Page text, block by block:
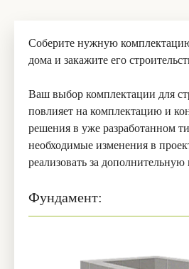
Соберите нужную
дома и закажите его
Ваш выбор комплектации для
повлияет на комплектацию и
решения в уже разработанном
необходимые изменения в
реализовать за дополнительную
Фундамент: